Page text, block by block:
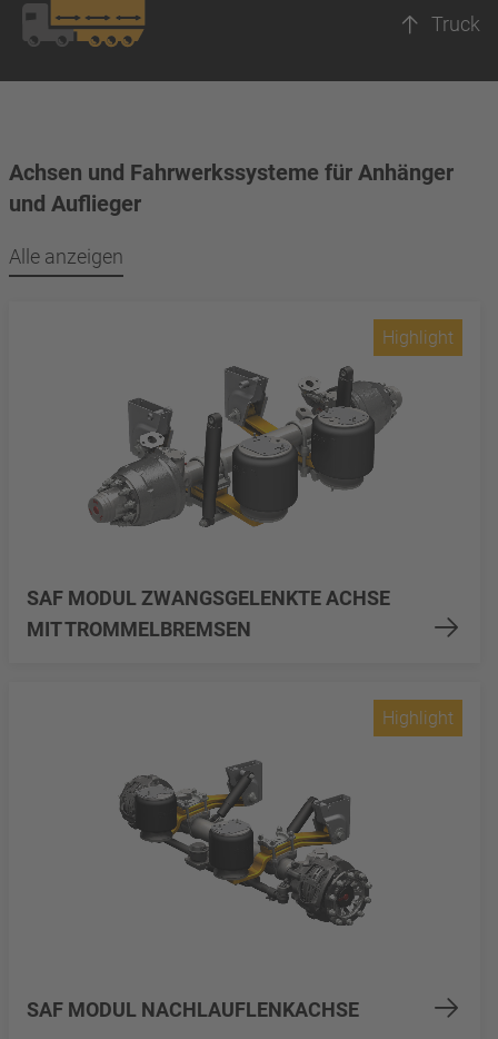
Truck
Achsen und Fahrwerkssysteme für Anhänger
und Auflieger
Alle anzeigen
SAF MODUL ZWANGSGELENKTE ACHSE
MIT TROMMELBREMSEN
Highlight
SAF MODUL NACHLAUFLENKACHSE
Highlight